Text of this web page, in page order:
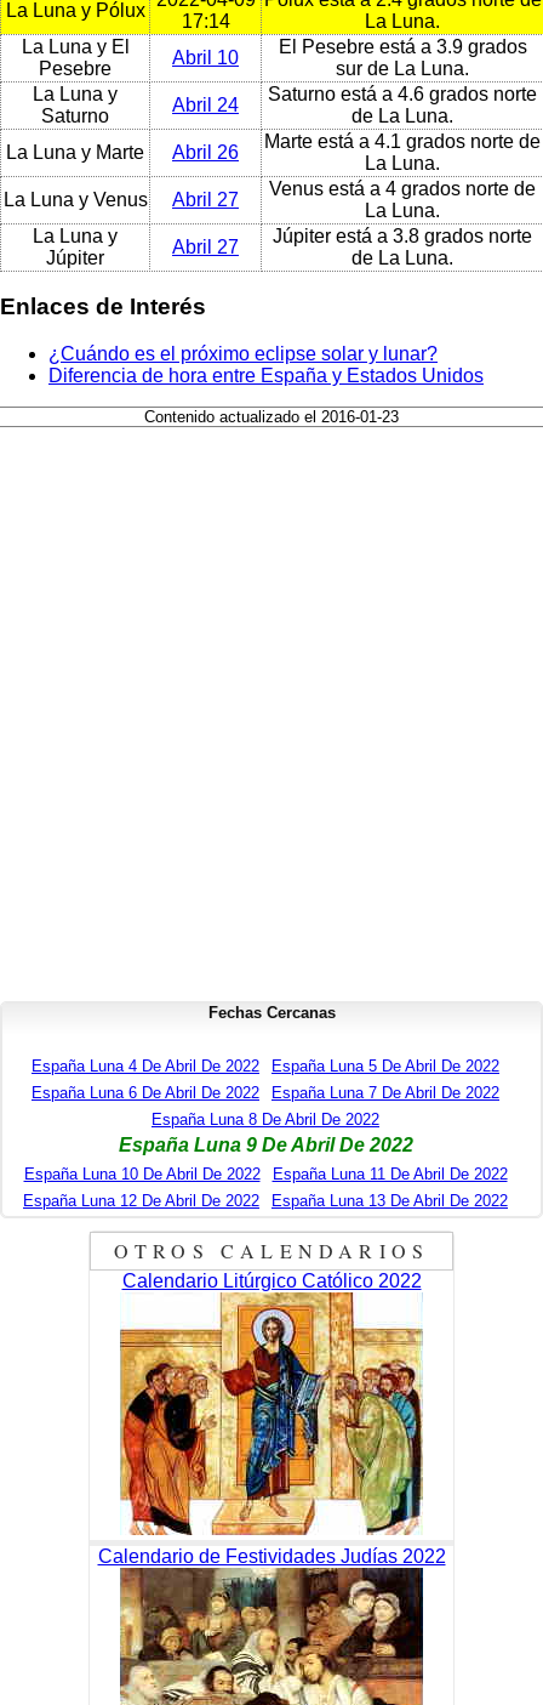
La Luna y Pólux
17:14
La Luna.
La Luna y El
Pesebre
Abril 10
El Pesebre está a 3.9 grados
sur de La Luna.
La Luna y
Saturno
Abril 24
Saturno está a 4.6 grados norte
de La Luna.
La Luna y Marte
Abril 26
Marte está a 4.1 grados norte de
La Luna.
La Luna y Venus
Abril 27
Venus está a 4 grados norte de
La Luna.
La Luna y
Júpiter
Abril 27
Júpiter está a 3.8 grados norte
de La Luna.
Enlaces de Interés
¿Cuándo es el próximo eclipse solar y lunar?
Diferencia de hora entre España y Estados Unidos
Contenido actualizado el 2016-01-23
Fechas Cercanas
España Luna 4 De Abril De 2022
España Luna 5 De Abril De 2022
España Luna 6 De Abril De 2022
España Luna 7 De Abril De 2022
España Luna 8 De Abril De 2022
España Luna 9 De Abril De 2022
España Luna 10 De Abril De 2022
España Luna 11 De Abril De 2022
España Luna 12 De Abril De 2022
España Luna 13 De Abril De 2022
OTROS CALENDARIOS
Calendario Litúrgico Católico 2022
Calendario de Festividades Judías 2022